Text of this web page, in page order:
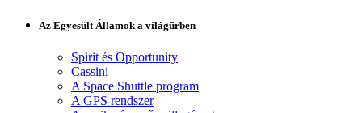
Az Egyesült Államok a világűrben
Spirit és Opportunity
Cassini
A Space Shuttle program
A GPS rendszer